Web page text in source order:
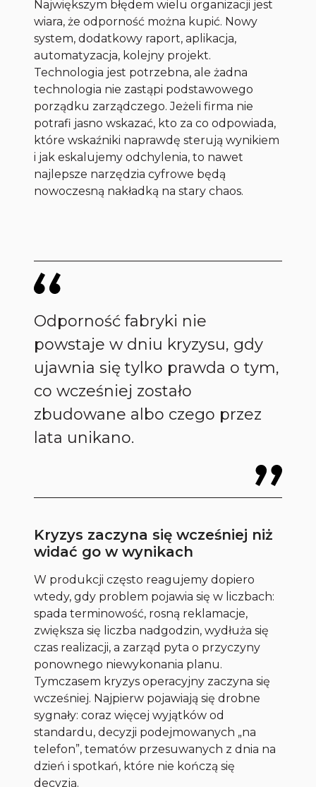
Największym błędem wielu organizacji jest
wiara, że odporność można kupić. Nowy
system, dodatkowy raport, aplikacja,
automatyzacja, kolejny projekt.
Technologia jest potrzebna, ale żadna
technologia nie zastąpi podstawowego
porządku zarządczego. Jeżeli firma nie
potrafi jasno wskazać, kto za co odpowiada,
które wskaźniki naprawdę sterują wynikiem
i jak eskalujemy odchylenia, to nawet
najlepsze narzędzia cyfrowe będą
nowoczesną nakładką na stary chaos.
Odporność fabryki nie
powstaje w dniu kryzysu, gdy
ujawnia się tylko prawda o tym,
co wcześniej zostało
zbudowane albo czego przez
lata unikano.
Kryzys zaczyna się wcześniej niż
widać go w wynikach
W produkcji często reagujemy dopiero
wtedy, gdy problem pojawia się w liczbach:
spada terminowość, rosną reklamacje,
zwiększa się liczba nadgodzin, wydłuża się
czas realizacji, a zarząd pyta o przyczyny
ponownego niewykonania planu.
Tymczasem kryzys operacyjny zaczyna się
wcześniej. Najpierw pojawiają się drobne
sygnały: coraz więcej wyjątków od
standardu, decyzji podejmowanych „na
telefon”, tematów przesuwanych z dnia na
dzień i spotkań, które nie kończą się
decyzją.